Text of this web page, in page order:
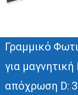
Γραμμικό
για
απόχρωση D: